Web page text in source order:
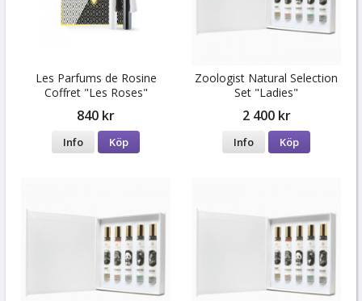
Les Parfums de Rosine
Coffret "Les Roses"
840 kr
Info Köp
Zoologist Natural Selection
Set "Ladies"
2 400 kr
Info Köp